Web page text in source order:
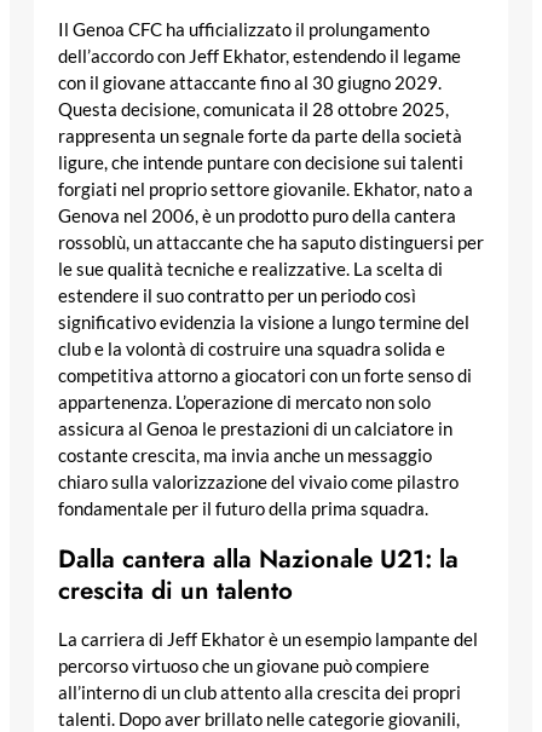
Il Genoa CFC ha ufficializzato il prolungamento
dell’accordo con Jeff Ekhator, estendendo il legame
con il giovane attaccante fino al 30 giugno 2029.
Questa decisione, comunicata il 28 ottobre 2025,
rappresenta un segnale forte da parte della società
ligure, che intende puntare con decisione sui talenti
forgiati nel proprio settore giovanile. Ekhator, nato a
Genova nel 2006, è un prodotto puro della cantera
rossoblù, un attaccante che ha saputo distinguersi per
le sue qualità tecniche e realizzative. La scelta di
estendere il suo contratto per un periodo così
significativo evidenzia la visione a lungo termine del
club e la volontà di costruire una squadra solida e
competitiva attorno a giocatori con un forte senso di
appartenenza. L’operazione di mercato non solo
assicura al Genoa le prestazioni di un calciatore in
costante crescita, ma invia anche un messaggio
chiaro sulla valorizzazione del vivaio come pilastro
fondamentale per il futuro della prima squadra.
Dalla cantera alla Nazionale U21: la
crescita di un talento
La carriera di Jeff Ekhator è un esempio lampante del
percorso virtuoso che un giovane può compiere
all’interno di un club attento alla crescita dei propri
talenti. Dopo aver brillato nelle categorie giovanili,